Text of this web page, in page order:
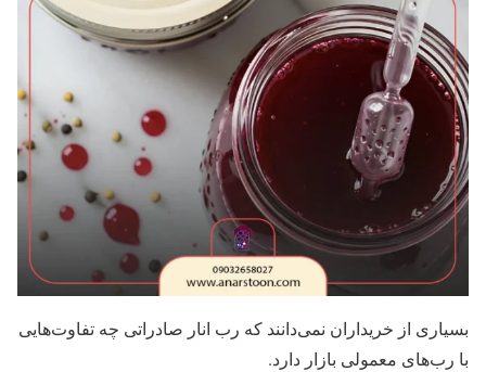
بسیاری از خریداران نمی‌دانند که رب انار صادراتی چه تفاوت‌هایی
با رب‌های معمولی بازار دارد.